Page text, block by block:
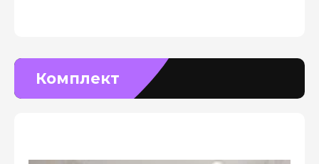
Комплект